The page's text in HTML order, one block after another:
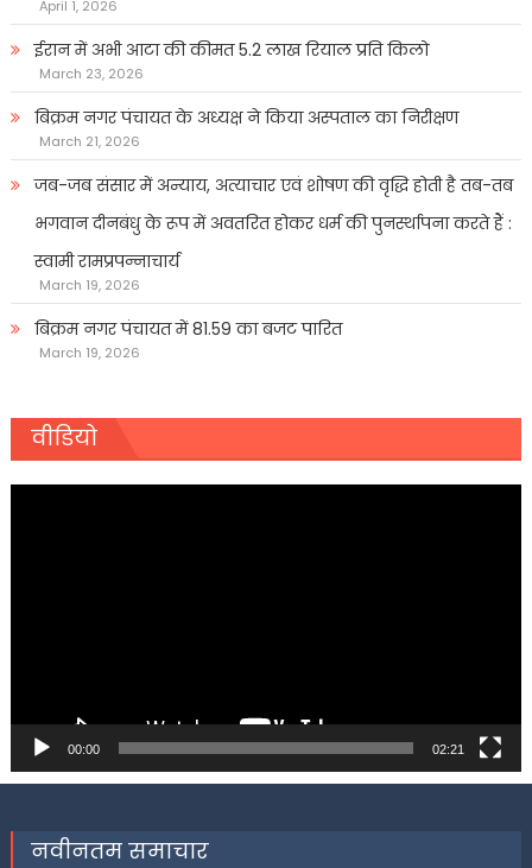
April 1, 2026
ईरान में अभी आटा की कीमत 5.2 लाख रियाल प्रति किलो
March 23, 2026
बिक्रम नगर पंचायत के अध्यक्ष ने किया अस्पताल का निरीक्षण
March 21, 2026
जब-जब संसार में अन्याय, अत्याचार एवं शोषण की वृद्धि होती है तब-तब
भगवान दीनबंधु के रूप में अवतरित होकर धर्म की पुनर्स्थापना करते हैं :
स्वामी रामप्रपन्नाचार्य
March 19, 2026
बिक्रम नगर पंचायत में 81.59 का बजट पारित
March 19, 2026
वीडियो
00:00 02:21
नवीनतम समाचार